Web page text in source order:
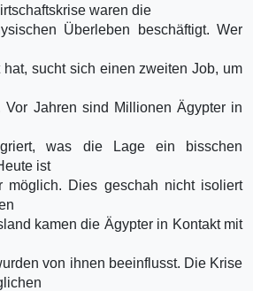
waren die
Überleben beschäftigt. Wer
sucht sich einen zweiten Job, um
Vor Jahren sind Millionen Ägypter in
was die Lage ein bisschen
ist
möglich. Dies geschah nicht isoliert
kamen die Ägypter in Kontakt mit
von ihnen beeinflusst. Die Krise